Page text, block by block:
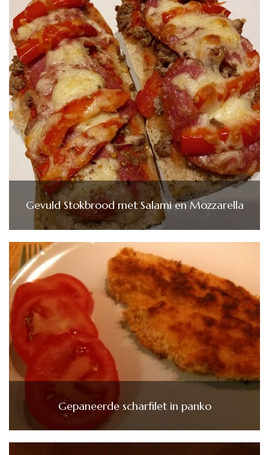
Gevuld Stokbrood met Salami en Mozzarella
Gepaneerde scharfilet in panko